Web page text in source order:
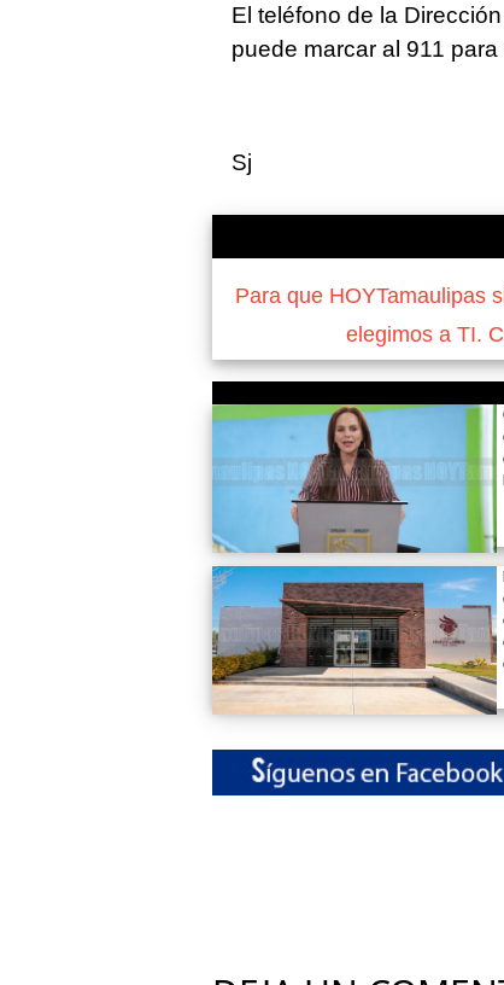
El teléfono de la
puede marcar al 911
Sj
Para que HOYTamaulipas
elegimos a TI.